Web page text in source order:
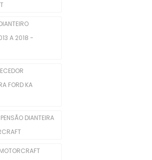
Válvula
A 2018 -
FORD KA
DIANTEIRA